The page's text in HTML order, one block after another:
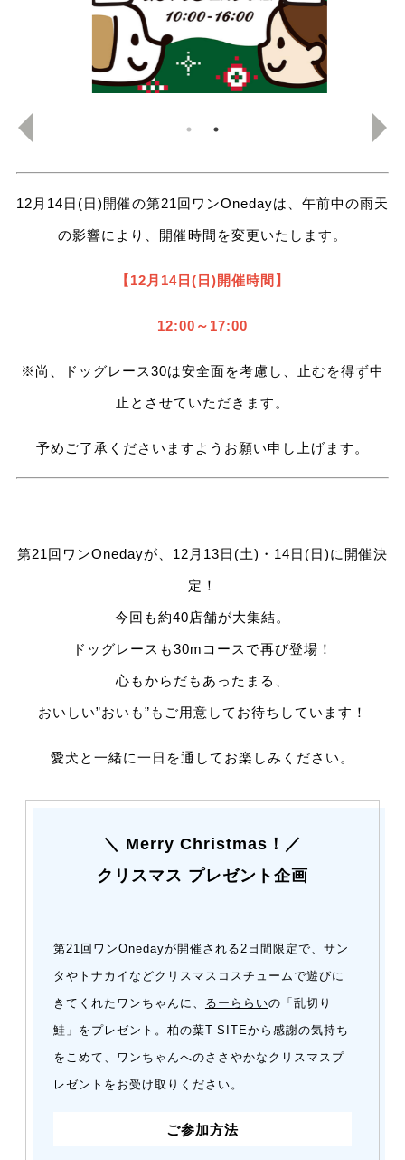
12月14日(日)開催の第21回ワンOnedayは、午前中の雨天
の影響により、開催時間を変更いたします。
【12月14日(日)開催時間】
12:00～17:00
※尚、ドッグレース30は安全面を考慮し、止むを得ず中
止とさせていただきます。
予めご了承くださいますようお願い申し上げます。
第21回ワンOnedayが、12月13日(土)・14日(日)に開催決
定！
今回も約40店舗が大集結。
ドッグレースも30mコースで再び登場！
心もからだもあったまる、
おいしい”おいも”もご用意してお待ちしています！
愛犬と一緒に一日を通してお楽しみください。
＼ Merry Christmas！／
クリスマス プレゼント企画
第21回ワンOnedayが開催される2日間限定で、サン
タやトナカイなどクリスマスコスチュームで遊びに
きてくれたワンちゃんに、 るーららいの「乱切り
鮭」をプレゼント。柏の葉T-SITEから感謝の気持ち
をこめて、ワンちゃんへのささやかなクリスマスプ
レゼントをお受け取りください。
ご参加方法